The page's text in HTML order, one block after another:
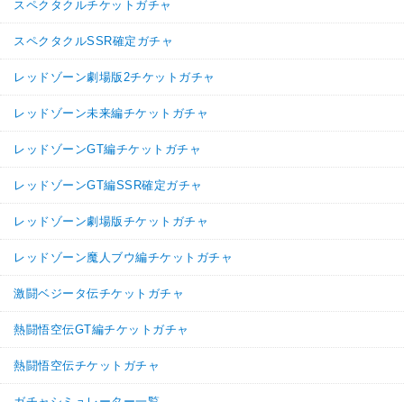
スペクタクルチケットガチャ
スペクタクルSSR確定ガチャ
レッドゾーン劇場版2チケットガチャ
レッドゾーン未来編チケットガチャ
レッドゾーンGT編チケットガチャ
レッドゾーンGT編SSR確定ガチャ
レッドゾーン劇場版チケットガチャ
レッドゾーン魔人ブウ編チケットガチャ
激闘ベジータ伝チケットガチャ
熱闘悟空伝GT編チケットガチャ
熱闘悟空伝チケットガチャ